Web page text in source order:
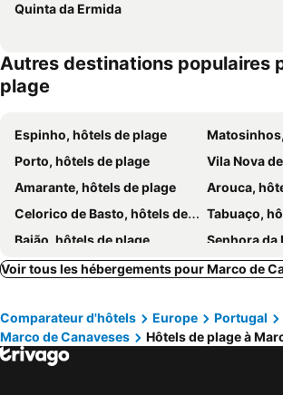
Quinta da Ermida
Autres destinations populaires
plage
Espinho, hôtels de plage
Porto, hôtels de plage
Vila Nova de
Amarante, hôtels de plage
Arouca,
Celorico de Basto, hôtels de plage
Tabuaço,
Baião, hôtels de plage
Senhora da
Braga, hôtels de plage
Lamego,
Penafiel, hôtels de plage
Voir tous les hébergements pour Marco de
Comparateur d'hôtels Europe Portugal
Marco de Canaveses
Hôtels de plage à